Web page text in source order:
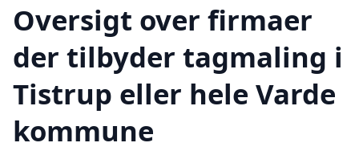
Oversigt over firmaer
der tilbyder tagmaling i
Tistrup eller hele Varde
kommune